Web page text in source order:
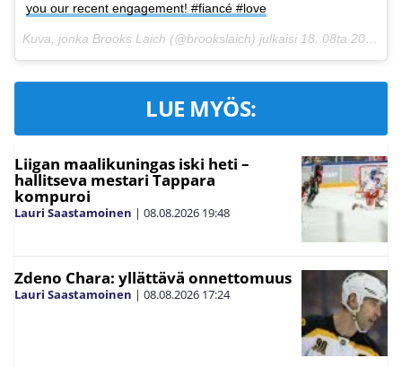
you our recent engagement! #fiancé #love
Kuva, jonka Brooks Laich (@brookslaich) julkaisi 18. 08ta 2015 klo 7.47 PDT
LUE MYÖS:
Liigan maalikuningas iski heti –
hallitseva mestari Tappara
kompuroi
Lauri Saastamoinen | 08.08.2026 19:48
Zdeno Chara: yllättävä onnettomuus
Lauri Saastamoinen | 08.08.2026 17:24